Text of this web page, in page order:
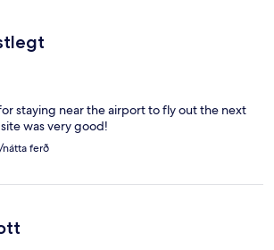
staying near the airport to fly out the next
was very good!
ferð